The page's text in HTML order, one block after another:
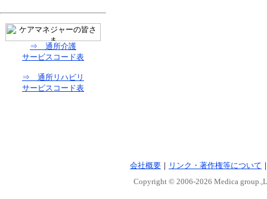
⇒ 通所介護
サービスコード表
⇒ 通所リハビリ
サービスコード表
会社概要 ｜ リンク・著作権等について
Copyright © 2006-2026 Medica